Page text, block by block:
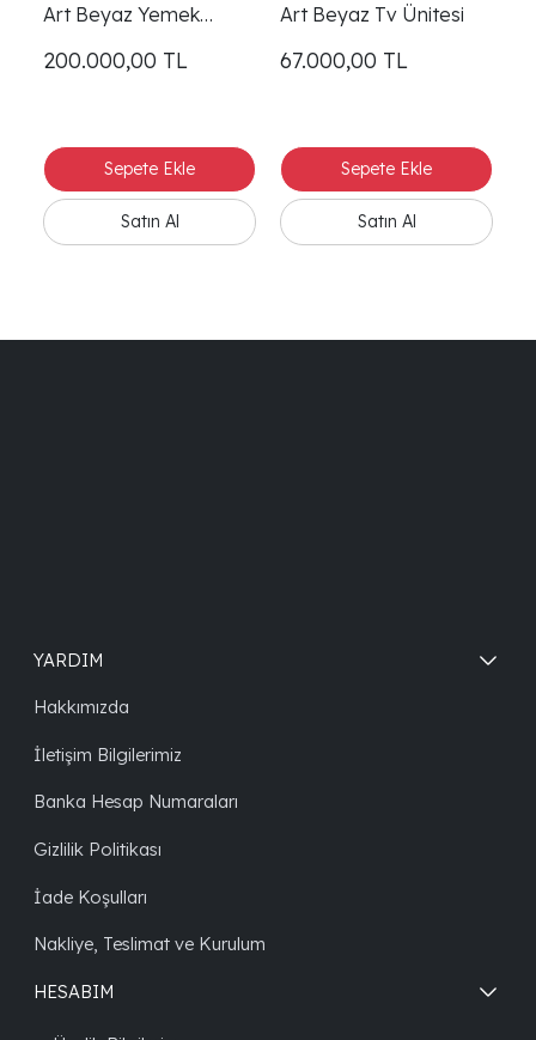
Art Beyaz Yemek
200.000,00 TL
Art Beyaz Tv Ünitesi
67.000,00 TL
YARDIM
Hakkımızda
İletişim Bilgilerimiz
Banka Hesap Numaraları
Gizlilik Politikası
İade Koşulları
Nakliye, Teslimat ve Kurulum
HESABIM